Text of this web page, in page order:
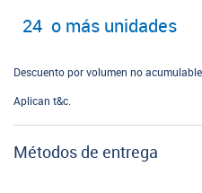
24 o más unidades
Descuento por volumen no
Aplican t&c.
Métodos de entrega